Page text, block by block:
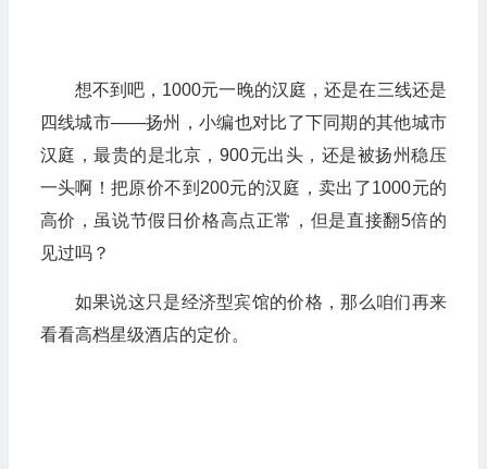
想不到吧，1000元一晚的汉庭，还是在三线还是
四线城市——扬州，小编也对比了下同期的其他城市
汉庭，最贵的是北京，900元出头，还是被扬州稳压
一头啊！把原价不到200元的汉庭，卖出了1000元的
高价，虽说节假日价格高点正常，但是直接翻5倍的
见过吗？
如果说这只是经济型宾馆的价格，那么咱们再来
看看高档星级酒店的定价。